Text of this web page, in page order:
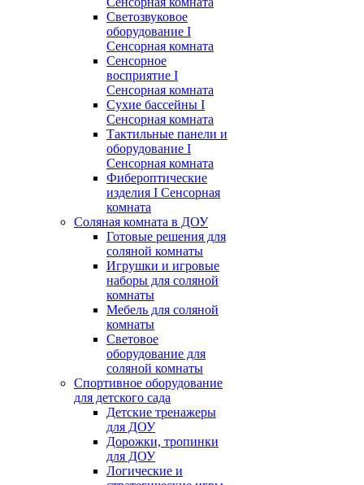
Светозвуковое
оборудование I
Сенсорная комната
Сенсорное
восприятие I
Сенсорная комната
Сухие бассейны I
Сенсорная комната
Тактильные панели и
оборудование I
Сенсорная комната
Фибероптические
изделия I Сенсорная
комната
Соляная комната в ДОУ
Готовые решения для
соляной комнаты
Игрушки и игровые
наборы для соляной
комнаты
Мебель для соляной
комнаты
Световое
оборудование для
соляной комнаты
Спортивное оборудование
для детского сада
Детские тренажеры
для ДОУ
Дорожки, тропинки
для ДОУ
Логические и